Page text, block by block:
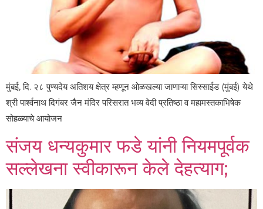
मुंबई, दि. २८ पुण्यदेय अतिशय क्षेत्र म्हणून ओळखल्या जाणाऱ्या सिस्साईड (मुंबई) येथे
श्री पार्श्वनाथ दिगंबर जैन मंदिर परिसरात भव्य वेदी प्रतिष्ठा व महामस्तकाभिषेक
सोहळ्याचे आयोजन
संजय धन्यकुमार फडे यांनी नियमपूर्वक
सल्लेखना स्वीकारून केले देहत्याग;